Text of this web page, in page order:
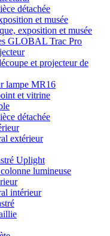
détachée
et musée
exposition et musée
GLOBAL Trac Pro
et projecteur de
lampe MR16
et vitrine
détachée
extérieur
Uplight
lumineuse
intérieur